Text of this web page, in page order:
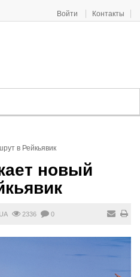
Войти Контакты
в Рейкьявик
новый
2336 0